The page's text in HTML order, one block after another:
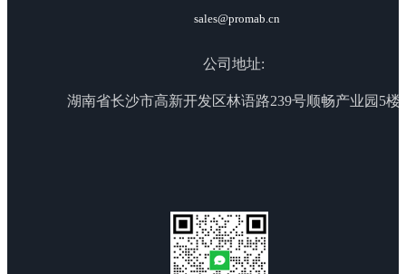
sales@promab.cn
公司地址:
湖南省长沙市高新开发区林语路239号顺畅产业园5楼